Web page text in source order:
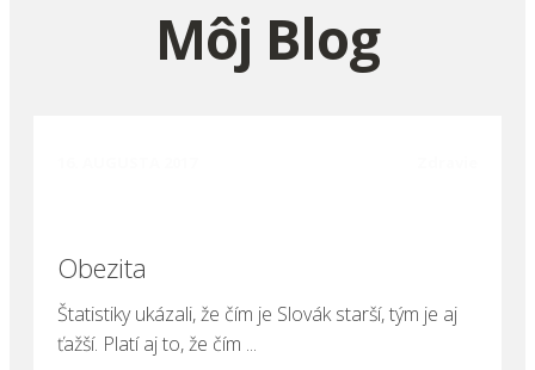
Môj Blog
Obezita
Štatistiky ukázali, že čím je Slovák starší, tým je aj
ťažší. Platí aj to, že čím ...